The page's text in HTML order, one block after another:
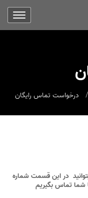
درخواست تماس رایگان
در این قسمت شماره
شما تماس بگیریم